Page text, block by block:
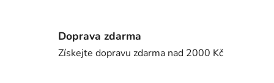
Doprava zdarma
Získejte dopravu zdarma nad 2000 Kč